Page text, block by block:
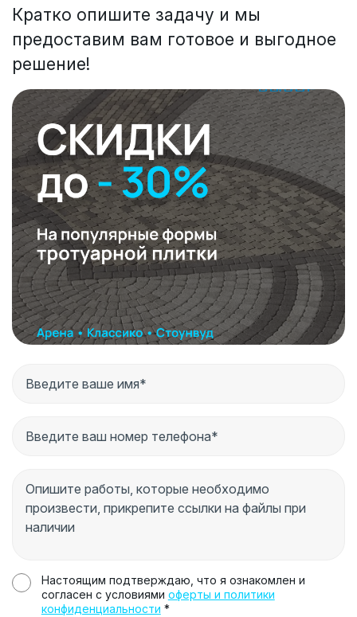
Кратко опишите задачу и мы
предоставим вам готовое и выгодное
решение!
Настоящим подтверждаю, что я ознакомлен и
согласен с условиями оферты и политики
конфиденциальности *